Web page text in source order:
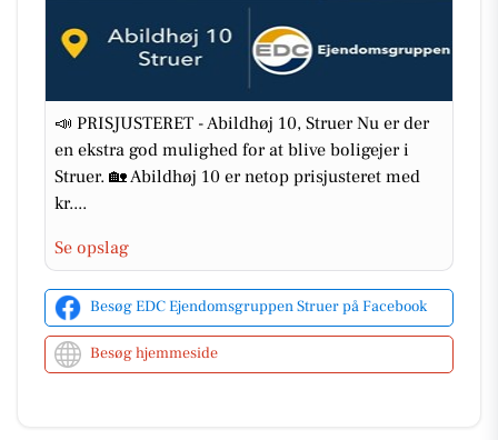
📣 PRISJUSTERET - Abildhøj 10, Struer Nu er der
en ekstra god mulighed for at blive boligejer i
Struer. 🏡 Abildhøj 10 er netop prisjusteret med
kr....
Se opslag
Besøg EDC Ejen­doms­grup­pen Struer på Facebook
Besøg hjemmeside